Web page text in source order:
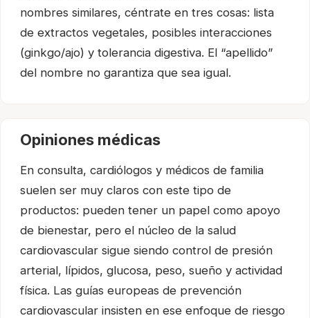
nombres similares, céntrate en tres cosas: lista
de extractos vegetales, posibles interacciones
(ginkgo/ajo) y tolerancia digestiva. El “apellido”
del nombre no garantiza que sea igual.
Opiniones médicas
En consulta, cardiólogos y médicos de familia
suelen ser muy claros con este tipo de
productos: pueden tener un papel como apoyo
de bienestar, pero el núcleo de la salud
cardiovascular sigue siendo control de presión
arterial, lípidos, glucosa, peso, sueño y actividad
física. Las guías europeas de prevención
cardiovascular insisten en ese enfoque de riesgo